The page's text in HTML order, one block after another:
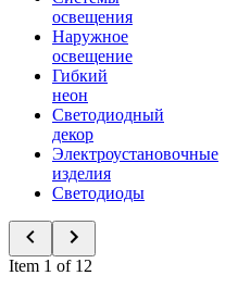
освещения
Наружное
освещение
Гибкий
неон
Светодиодный
декор
Электроустановочные
изделия
Светодиоды
Item 1 of 12